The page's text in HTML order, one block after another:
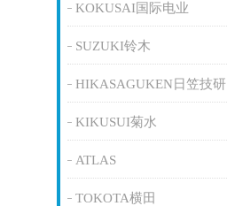
KOKUSAI国际电业
SUZUKI铃木
HIKASAGUKEN日笠技研
KIKUSUI菊水
ATLAS
TOKOTA横田